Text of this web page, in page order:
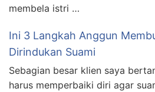
membela istri …
Ini 3 Langkah Anggun
Dirindukan Suami
Sebagian besar klien saya
harus memperbaiki diri agar